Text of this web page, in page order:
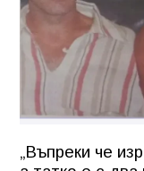
„Въпреки че